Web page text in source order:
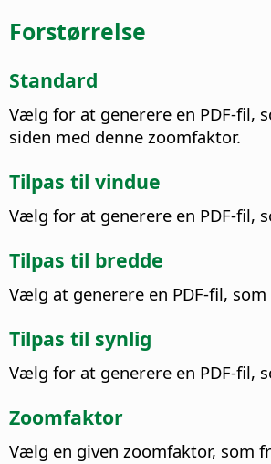
Forstørrelse
Standard
Vælg for at generere en PDF-fil,
siden med denne zoomfaktor.
Tilpas til vindue
Vælg for at generere en PDF-fil,
Tilpas til bredde
Vælg at generere en PDF-fil,
Tilpas til synlig
Vælg for at generere en PDF-fil,
Zoomfaktor
Vælg en given zoomfaktor, som